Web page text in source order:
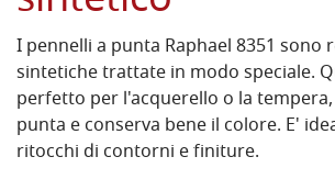
I pennelli a punta Raphael 8351 sono
sintetiche trattate in modo speciale.
perfetto per l'acquerello o la tempera,
punta e conserva bene il colore. E'
ritocchi di contorni e finiture.